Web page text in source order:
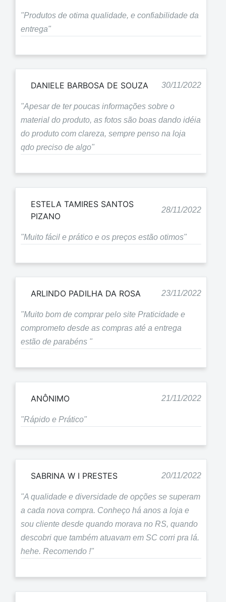
"Produtos de otima qualidade, e confiabilidade da
entrega"
DANIELE BARBOSA DE SOUZA 30/11/2022
"Apesar de ter poucas informações sobre o
material do produto, as fotos são boas dando idéia
do produto com clareza, sempre penso na loja
qdo preciso de algo"
ESTELA TAMIRES SANTOS
PIZANO
28/11/2022
"Muito fácil e prático e os preços estão otimos"
ARLINDO PADILHA DA ROSA 23/11/2022
"Muito bom de comprar pelo site Praticidade e
comprometo desde as compras até a entrega
estão de parabéns "
ANÔNIMO 21/11/2022
"Rápido e Prático"
SABRINA W I PRESTES 20/11/2022
"A qualidade e diversidade de opções se superam
a cada nova compra. Conheço há anos a loja e
sou cliente desde quando morava no RS, quando
descobri que também atuavam em SC corri pra lá.
hehe. Recomendo !"